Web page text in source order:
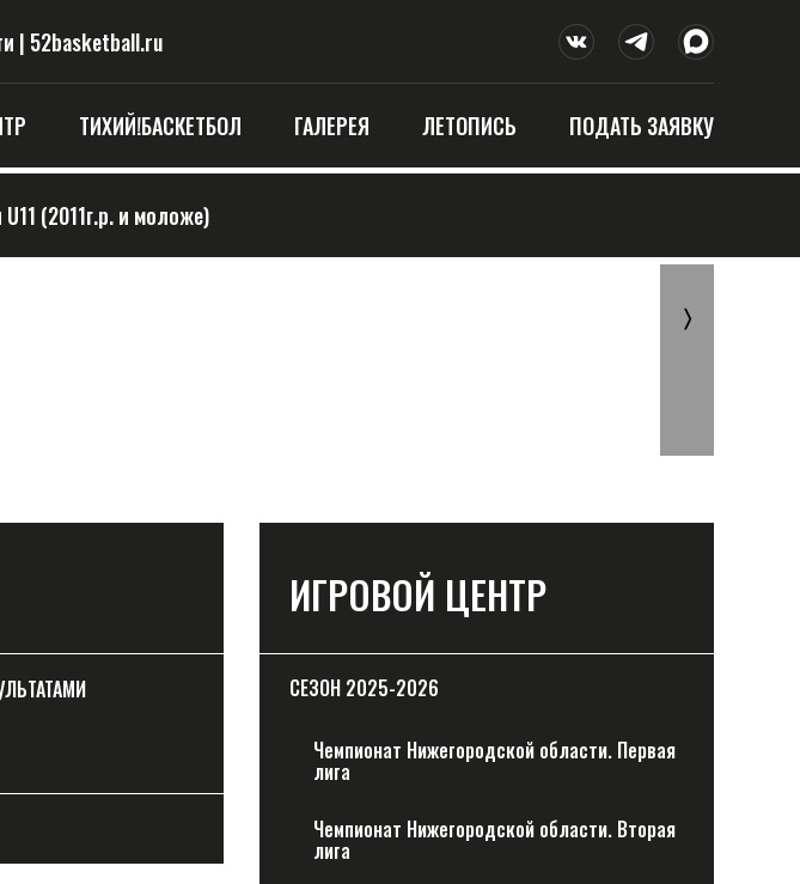
| 52basketball.ru
ТИХИЙ!БАСКЕТБОЛ ГАЛЕРЕЯ ЛЕТОПИСЬ ПОДАТЬ ЗАЯВКУ
(2011г.р. и моложе)
〉
ИГРОВОЙ ЦЕНТР
СЕЗОН 2025-2026
Чемпионат Нижегородской области. Первая
лига
Чемпионат Нижегородской области. Вторая
лига